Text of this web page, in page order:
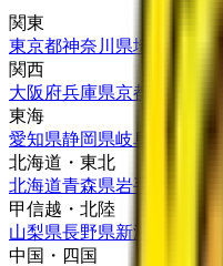
関東
東京都神奈川県埼玉県
関西
大阪府兵庫県京都府
東海
愛知県静岡県岐阜県
北海道・東北
北海道青森県岩手県
甲信越・北陸
山梨県長野県新潟県
中国・四国